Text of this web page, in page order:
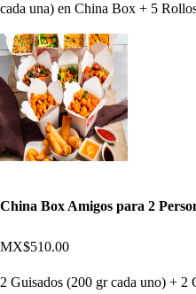
cada una) en China Box + 5
China Box Amigos para 2
MX$510.00
2 Guisados (200 gr cada uno) + 2